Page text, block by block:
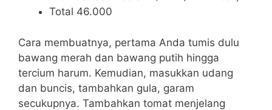
Total 46.000
Cara membuatnya, pertama Anda tumis dulu
bawang merah dan bawang putih hingga
tercium harum. Kemudian, masukkan udang
dan buncis, tambahkan gula, garam
secukupnya. Tambahkan tomat menjelang